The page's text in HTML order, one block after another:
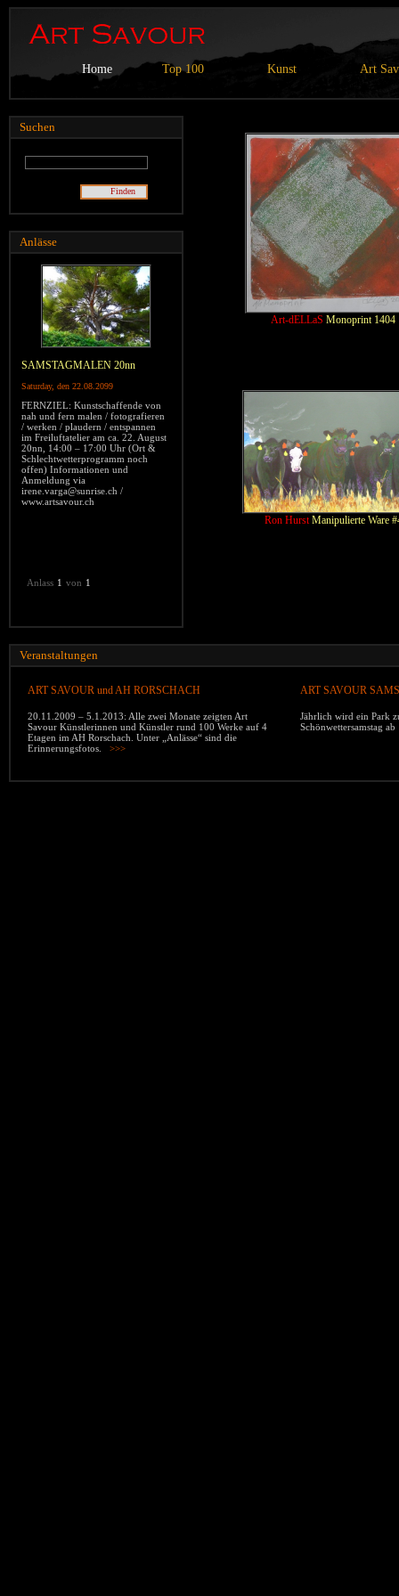
Home Top 100 Kunst Art
Suchen
Finden
Anlässe
SAMSTAGMALEN 20nn
Saturday, den 22.08.2099
FERNZIEL: Kunstschaffende von
nah und fern malen / fotografieren
/ werken / plaudern / entspannen
im Freiluftatelier am ca. 22. August
20nn, 14:00 – 17:00 Uhr (Ort &
Schlechtwetterprogramm noch
offen) Informationen und
Anmeldung via
irene.varga@sunrise.ch /
www.artsavour.ch
Anlass 1 von 1
Art-dELLaS Monoprint 1404
Ron Hurst Manipulierte Ware
Veranstaltungen
ART SAVOUR und AH RORSCHACH
20.11.2009 – 5.1.2013: Alle zwei Monate zeigten Art
Savour Künstlerinnen und Künstler rund 100 Werke auf 4
Etagen im AH Rorschach. Unter „Anlässe“ sind die
Erinnerungsfotos. >>>
ART SAVOUR
Jährlich wird ein Park
Schönwettersamstag